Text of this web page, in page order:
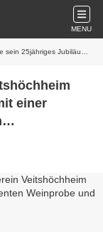
MENU
und einem mittelalterlichem Tag-Dieb-Wächter
einer